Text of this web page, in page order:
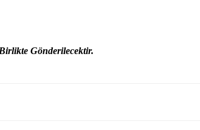
Gönderilecektir.